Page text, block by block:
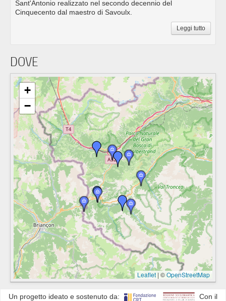
Sant'Antonio realizzato nel secondo decennio del
Cinquecento dal maestro di Savoulx.
Leggi tutto
DOVE
+
−
Leaflet | ©OpenStreetMap
Un progetto ideato e sostenuto da: Con il